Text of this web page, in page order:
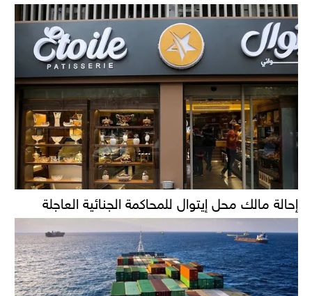
إحالة مالك محل إيتوال للمحاكمة الجنائية العاجلة